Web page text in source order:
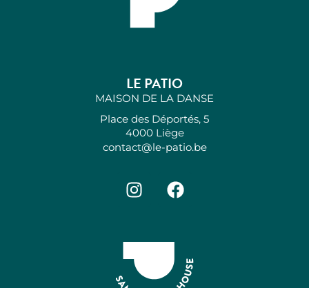
LE PATIO
MAISON DE LA DANSE
Place des Déportés, 5
4000 Liège
contact@le-patio.be